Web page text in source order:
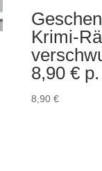
Krimi-
8,90 € p.
8,90 €